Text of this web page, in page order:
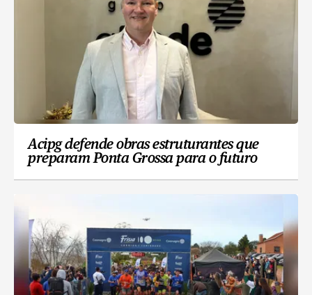
Acipg defende obras estruturantes que
preparam Ponta Grossa para o futuro